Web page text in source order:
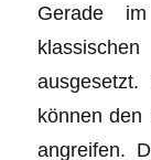
Gerade
können den
angreifen.